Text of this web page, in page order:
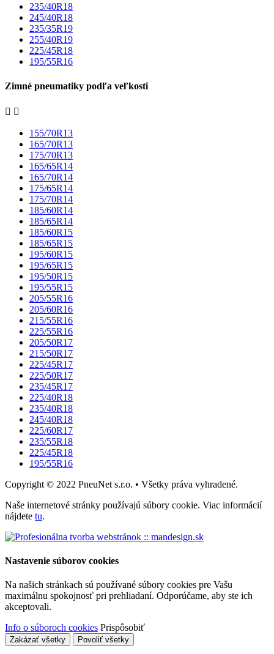
235/40R18
245/40R18
235/35R19
255/40R19
225/45R18
195/55R16
Zimné pneumatiky podľa veľkosti
 
155/70R13
165/70R13
175/70R13
165/65R14
165/70R14
175/65R14
175/70R14
185/60R14
185/65R14
185/60R15
185/65R15
195/60R15
195/65R15
195/50R15
195/55R15
205/55R16
205/60R16
215/55R16
225/55R16
205/50R17
215/50R17
225/45R17
225/50R17
235/45R17
225/40R18
235/40R18
245/40R18
225/60R17
235/55R18
225/45R18
195/55R16
Copyright © 2022 PneuNet s.r.o. • Všetky práva vyhradené.
Naše internetové stránky používajú súbory cookie. Viac informácií
nájdete tu.
Nastavenie súborov cookies
Na našich stránkach sú používané súbory cookies pre Vašu
maximálnu spokojnosť pri prehliadaní. Odporúčame, aby ste ich
akceptovali.
Info o súboroch cookies Prispôsobiť
Zakázať všetky Povoliť všetky